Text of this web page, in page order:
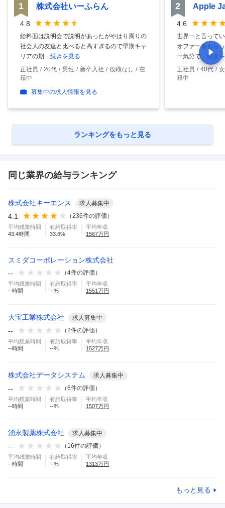
1 株式会社いーふらん
4.8
給料面は説明会で説明があったがやはり周りの
社会人の友達と比べると高すぎるので早期キャ
リアの期…続きを見る
正社員
20代 男性 新卒入社 役職なし
在
籍中
募集中の求人情報を見る
2 Apple
4.6
世界一と言って
オファーをもら
ー気分で…続き
正社員
40代
籍中
ランキングをもっと見る
同じ業界の給与ランキング
株式会社キーエンス 求人募集中
4.1 （236件の評価）
平均残業時間
43.4時間
有給取得率
33.6%
平均年収
1567万円
スミダコーポレーション株式会社
--
（4件の評価）
平均残業時間
--時間
有給取得率
--%
平均年収
1551 万円
大宝工業株式会社 求人募集中
-- （2件の評価）
平均残業時間
--時間
有給取得率
--%
平均年収
1527万円
株式会社データシステム 求人募集中
-- （6件の評価）
平均残業時間
--時間
有給取得率
--%
平均年収
1507万円
湧永製薬株式会社 求人募集中
-- （ 16件の評価）
平均残業時間
--時間
有給取得率
--%
平均年収
1313万円
もっと見る